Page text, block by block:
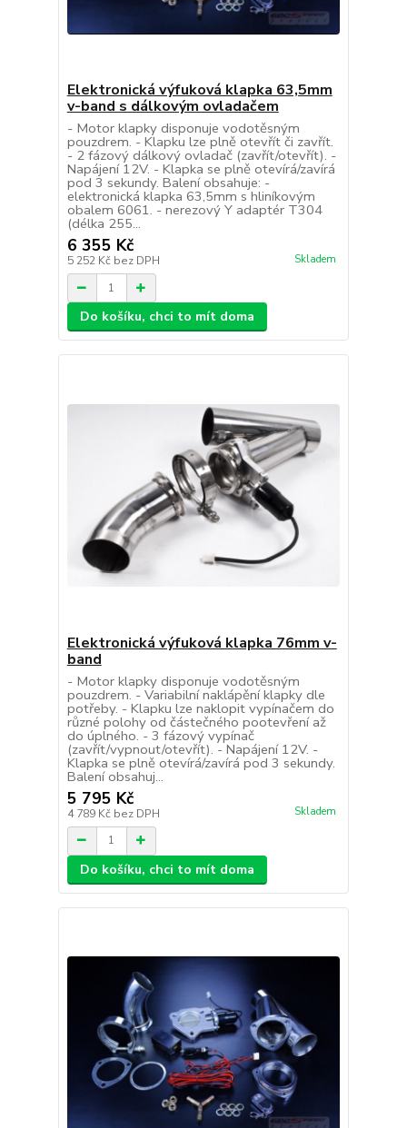
Elektronická výfuková klapka 63,5mm
v-band s dálkovým ovladačem
- Motor klapky disponuje vodotěsným
pouzdrem. - Klapku lze plně otevřít či zavřít.
- 2 fázový dálkový ovladač (zavřít/otevřít). -
Napájení 12V. - Klapka se plně otevírá/zavírá
pod 3 sekundy. Balení obsahuje: -
elektronická klapka 63,5mm s hliníkovým
obalem 6061. - nerezový Y adaptér T304
(délka 255...
6 355 Kč
5 252 Kč bez DPH Skladem
Do košíku, chci to mít doma
Elektronická výfuková klapka 76mm v-
band
- Motor klapky disponuje vodotěsným
pouzdrem. - Variabilní naklápění klapky dle
potřeby. - Klapku lze naklopit vypínačem do
různé polohy od částečného pootevření až
do úplného. - 3 fázový vypínač
(zavřít/vypnout/otevřít). - Napájení 12V. -
Klapka se plně otevírá/zavírá pod 3 sekundy.
Balení obsahuj...
5 795 Kč
4 789 Kč bez DPH Skladem
Do košíku, chci to mít doma